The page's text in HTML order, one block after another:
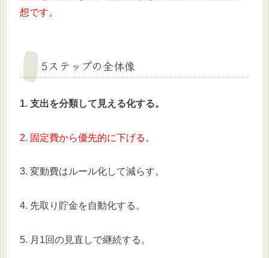
想です。
5ステップの全体像
1. 支出を分類して見える化する。
2. 固定費から優先的に下げる。
3. 変動費はルール化して減らす。
4. 先取り貯金を自動化する。
5. 月1回の見直しで継続する。